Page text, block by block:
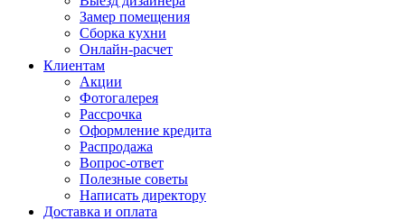
Замер помещения
Сборка кухни
Онлайн-расчет
Клиентам
Акции
Фотогалерея
Рассрочка
Оформление кредита
Распродажа
Вопрос-ответ
Полезные советы
Написать директору
Доставка и оплата